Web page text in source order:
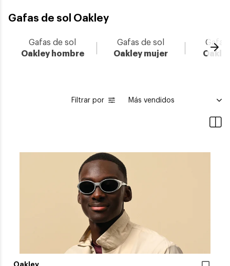
Gafas de sol Oakley
Gafas de sol
Oakley hombre
Gafas de sol
Oakley mujer
Gafas
Filtrar por
Oakley